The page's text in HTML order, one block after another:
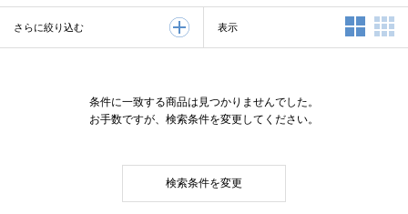
さらに絞り込む 表示 2列表示
条件に一致する商品は見つかりませんでした。
お手数ですが、検索条件を変更してください。
検索条件を変更